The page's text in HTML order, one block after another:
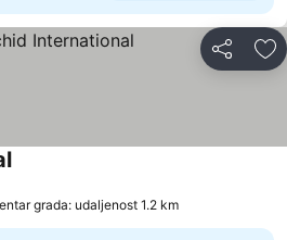
Deli
Pogledaj cene
grada: udaljenost 1.2 km